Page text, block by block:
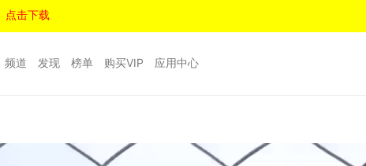
点击下载
频道 发现 榜单 购买VIP 应用中心